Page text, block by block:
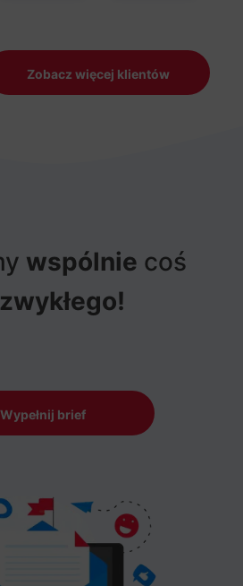
Zobacz więcej klientów
wspólnie coś
Wypełnij brief